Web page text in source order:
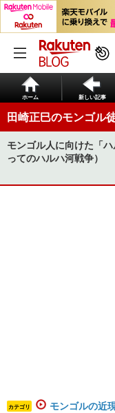
ホーム 新しい記事
田崎正巳のモンゴル
モンゴル人に向けた「
ってのハルハ河戦争）
カテゴリ モンゴルの近